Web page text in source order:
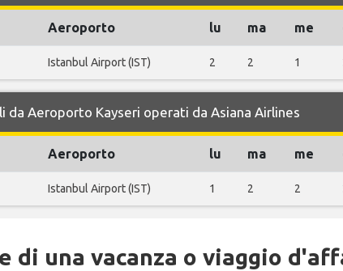
Aeroporto lu ma me
Istanbul Airport (IST) 2 2 1
da Aeroporto Kayseri operati da Asiana Airlines
Aeroporto lu ma me
Istanbul Airport (IST) 1 2 2
di una vacanza o viaggio